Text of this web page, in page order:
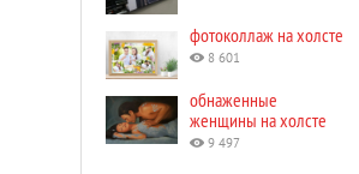
фотоколлаж на холсте
8 601
обнаженные
женщины на холсте
9 497